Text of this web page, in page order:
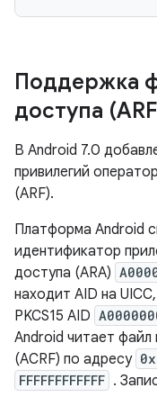
Поддержка
доступа
В Android 7.0
привилегий
(ARF).
Платформа Android
идентификатор
доступа (ARA)
находит AID на
PKCS15 AID
Android читает файл
(ACRF) по адресу
FFFFFFFFFFFF .